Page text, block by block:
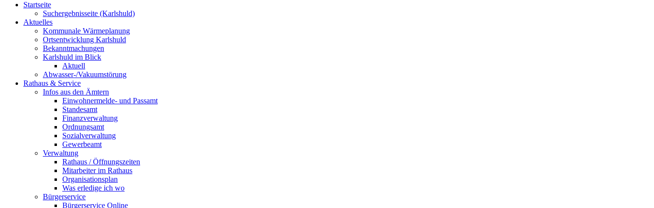
Startseite
Suchergebnisseite (Karlshuld)
Aktuelles
Kommunale Wärmeplanung
Ortsentwicklung Karlshuld
Bekanntmachungen
Karlshuld im Blick
Aktuell
Abwasser-/Vakuumstörung
Rathaus & Service
Infos aus den Ämtern
Einwohnermelde- und Passamt
Standesamt
Finanzverwaltung
Ordnungsamt
Sozialverwaltung
Gewerbeamt
Verwaltung
Rathaus / Öffnungszeiten
Mitarbeiter im Rathaus
Organisationsplan
Was erledige ich wo
Bürgerservice
Bürgerservice Online